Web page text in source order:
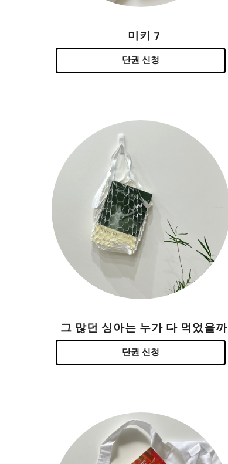
미키 7
단권 신청
그 많던 싱아는 누가 다 먹었을까
단권 신청